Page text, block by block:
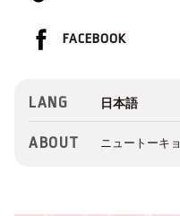
FACEBOOK
LANG
ABOUT ニュートーキ